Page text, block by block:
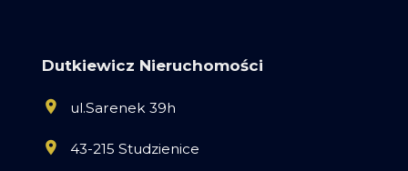
Dutkiewicz Nieruchomości
ul.Sarenek 39h
43-215 Studzienice